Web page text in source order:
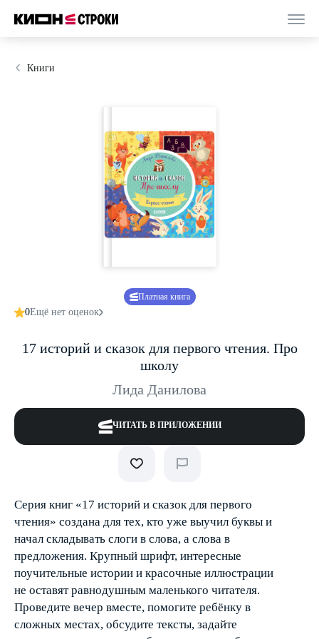
Книги
Платная книга
0Ещё нет оценок
17 историй и сказок для первого чтения. Про
школу
Лида Данилова
ЧИТАТЬ В ПРИЛОЖЕНИИ
Серия книг «17 историй и сказок для первого
чтения» создана для тех, кто уже выучил буквы и
начал складывать слоги в слова, а слова в
предложения. Крупный шрифт, интересные
поучительные истории и красочные иллюстрации
не оставят равнодушным маленького читателя.
Проведите вечер вместе, помогите ребёнку в
сложных местах, обсудите тексты, задайте